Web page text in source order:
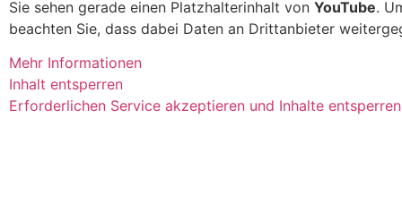
Sie sehen gerade einen Platzhalterinhalt von YouTube.
beachten Sie, dass dabei Daten an Drittanbieter
Mehr Informationen
Inhalt entsperren
Erforderlichen Service akzeptieren und Inhalte entsperren